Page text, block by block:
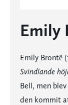
Emily
Emily Brontë
Svindlande
Bell, men
den kommit